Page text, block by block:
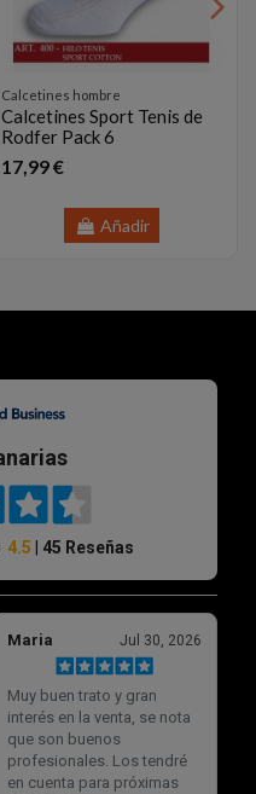
Calcetines hombre
Calcetines Sport Tenis de
Rodfer Pack 6
17,99 €
Añadir